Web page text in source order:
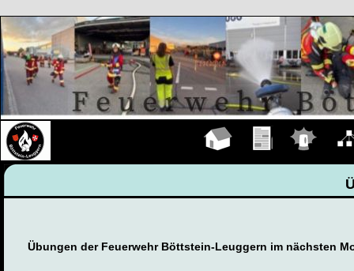
Übungen der Feuerwehr Böttstein-Leuggern im nächsten